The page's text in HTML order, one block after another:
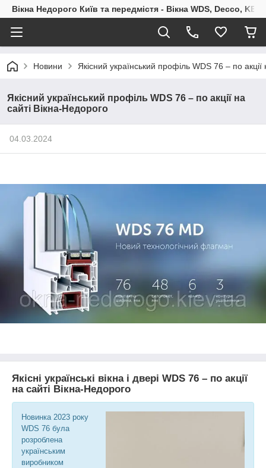
Вікна Недорого Київ та передмістя - Вікна WDS, Decco,
Новини Якісний український профіль WDS 76 – по
Якісний український профіль WDS 76 – по акції на
сайті Вікна-Недорого
04.03.2024
Якісні українські вікна і двері WDS 76 – по акції
на сайті Вікна-Недорого
Новинка 2023 року
WDS 76 була
розроблена
українським
виробником